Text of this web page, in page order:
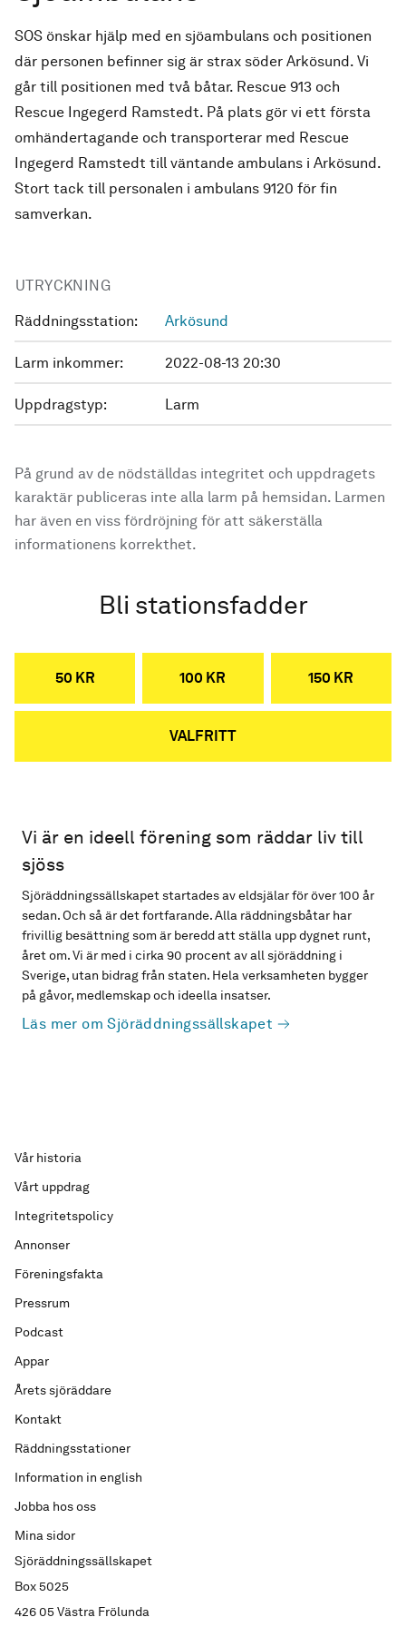
SOS önskar hjälp med en sjöambulans och positionen
där personen befinner sig är strax söder Arkösund. Vi
går till positionen med två båtar. Rescue 913 och
Rescue Ingegerd Ramstedt. På plats gör vi ett första
omhändertagande och transporterar med Rescue
Ingegerd Ramstedt till väntande ambulans i Arkösund.
Stort tack till personalen i ambulans 9120 för fin
samverkan.
UTRYCKNING
Räddningsstation: Arkösund
Larm inkommer: 2022-08-13 20:30
Uppdragstyp: Larm
På grund av de nödställdas integritet och uppdragets
karaktär publiceras inte alla larm på hemsidan. Larmen
har även en viss fördröjning för att säkerställa
informationens korrekthet.
Bli stationsfadder
50 KR 100 KR 150 KR
VALFRITT
Vi är en ideell förening som räddar liv till
sjöss
Sjöräddningssällskapet startades av eldsjälar för över 100 år
sedan. Och så är det fortfarande. Alla räddningsbåtar har
frivillig besättning som är beredd att ställa upp dygnet runt,
året om. Vi är med i cirka 90 procent av all sjöräddning i
Sverige, utan bidrag från staten. Hela verksamheten bygger
på gåvor, medlemskap och ideella insatser.
Läs mer om Sjöräddningssällskapet
Sjöräddningssällskapet
Box 5025
426 05 Västra Frölunda
Vår historia
Vårt uppdrag
Integritetspolicy
Annonser
Föreningsfakta
Pressrum
Podcast
Appar
Årets sjöräddare
Kontakt
Räddningsstationer
Information in english
Jobba hos oss
Mina sidor